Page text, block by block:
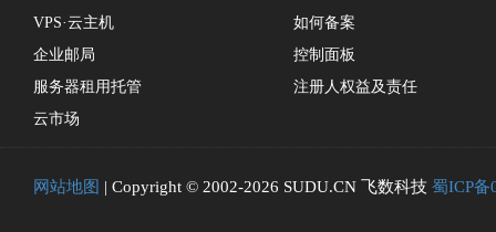
VPS·云主机
企业邮局
服务器租用托管
云市场
如何备案
控制面板
注册人权益及责任
网站地图 | Copyright © 2002-2026 SUDU.CN 飞数科技 蜀ICP备